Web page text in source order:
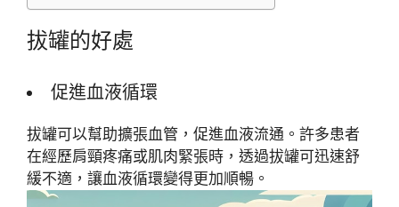
拔罐的好處
促進血液循環
拔罐可以幫助擴張血管，促進血液流通。許多患者
在經歷肩頸疼痛或肌肉緊張時，透過拔罐可迅速舒
緩不適，讓血液循環變得更加順暢。